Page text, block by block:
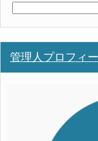
管理人プロフィ